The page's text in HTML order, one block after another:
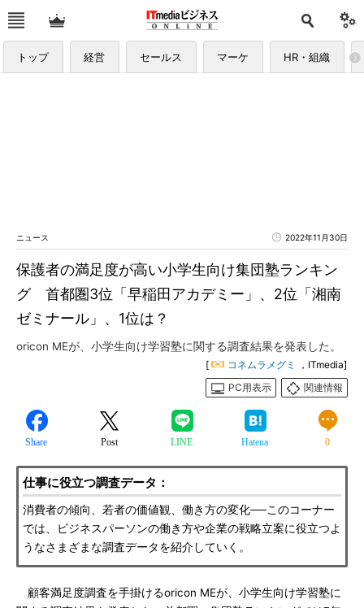
トップ 経営 セールス マーケ HR・組織
ニュース 2022年11月30日
保護者の満足度が高い小学生向け集団塾ランキン
グ 首都圏3位「早稲田アカデミー」、2位「湘南
ゼミナール」、1位は？
oricon MEが、小学生向け学習塾に関する調査結果を発表した。
[ コネムラメグミ
，ITmedia]
PC用表示
関連情報
Share Post LINE Hatena 0
仕事に役立つ調査データ：
消費者の傾向、若者の価値観、働き方の変化──このコーナー
では、ビジネスパーソンの働き方や企業の戦略立案に役立つよ
うなさまざまな調査データを紹介していく。
顧客満足度調査を手掛けるoricon MEが、小学生向け学習塾に